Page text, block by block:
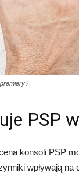
PSP
konsoli PSP
wpływają